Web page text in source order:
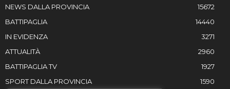
NEWS DALLA PROVINCIA
15672
BATTIPAGLIA
14440
IN EVIDENZA
3271
ATTUALITÀ
2960
BATTIPAGLIA TV
1927
SPORT DALLA PROVINCIA
1590